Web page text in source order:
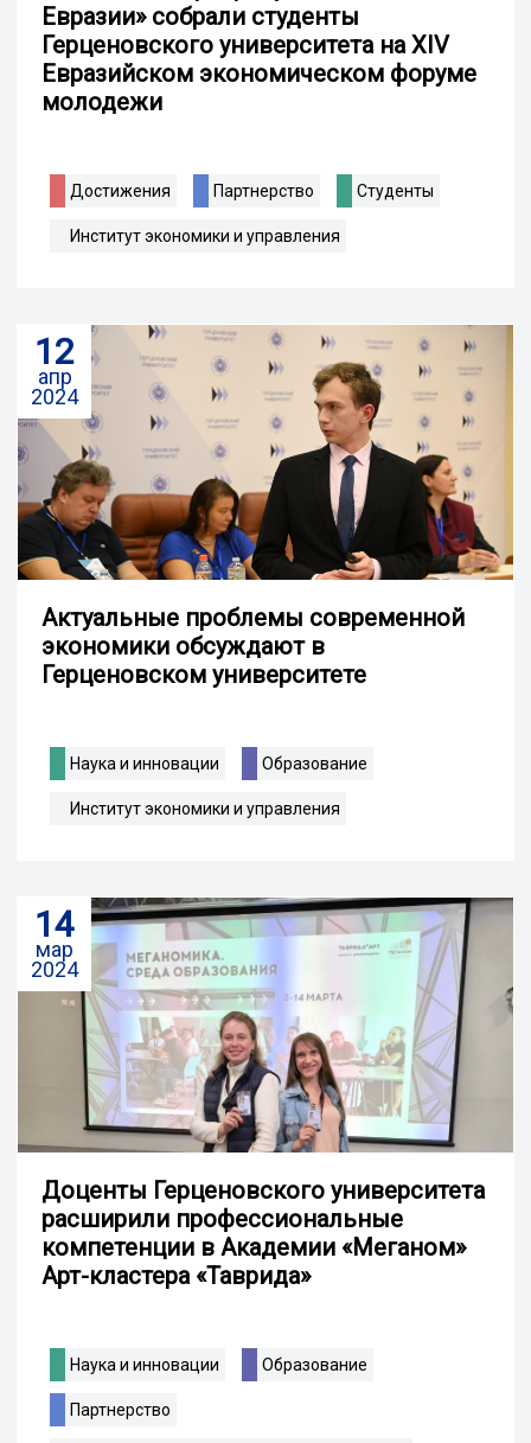
Евразии» собрали студенты
Герценовского университета на XIV
Евразийском экономическом форуме
молодежи
Достижения Партнерство Студенты
Институт экономики и управления
12
апр
2024
Актуальные проблемы современной
экономики обсуждают в
Герценовском университете
Наука и инновации Образование
Институт экономики и управления
14
мар
2024
Доценты Герценовского университета
расширили профессиональные
компетенции в Академии «Меганом»
Арт-кластера «Таврида»
Наука и инновации Образование
Партнерство